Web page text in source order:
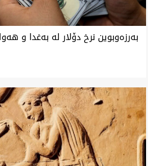
بەرزەوبوین نرخ دۆلار لە بەغدا و